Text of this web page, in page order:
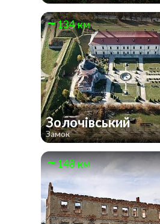
134 км
Золочівський
Замок
148 км